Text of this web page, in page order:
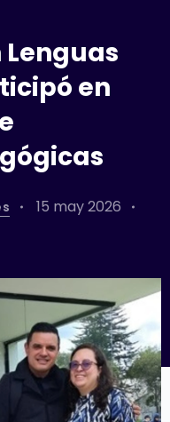
en
15 may 2026